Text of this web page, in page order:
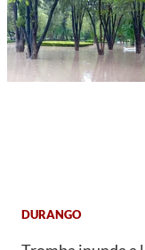
DURANGO